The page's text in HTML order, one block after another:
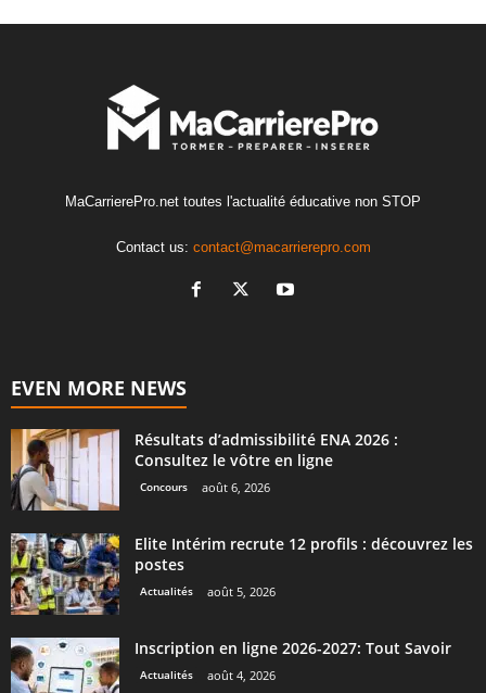
MaCarrierePro.net toutes l'actualité éducative non STOP
Contact us: contact@macarrierepro.com
EVEN MORE NEWS
Résultats d’admissibilité ENA 2026 :
Consultez le vôtre en ligne
Concours août 6, 2026
Elite Intérim recrute 12 profils : découvrez les
postes
Actualités août 5, 2026
Inscription en ligne 2026-2027: Tout Savoir
Actualités août 4, 2026